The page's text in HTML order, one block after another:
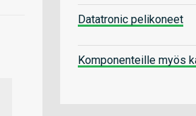
Datatronic pelikoneet
Komponenteille myös